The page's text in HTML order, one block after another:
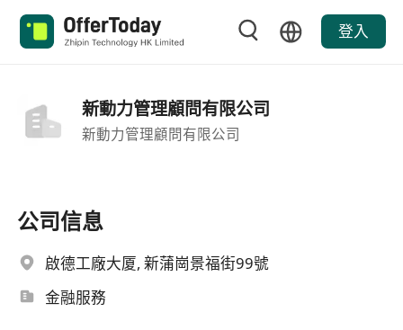
登入
新動力管理顧問有限公司
新動力管理顧問有限公司
公司信息
啟德工廠大厦, 新蒲崗景福街99號
金融服務